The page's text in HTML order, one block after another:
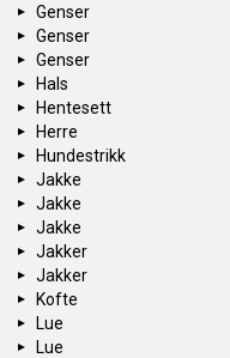
Genser
Genser
Genser
Hals
Hentesett
Herre
Hundestrikk
Jakke
Jakke
Jakke
Jakker
Jakker
Kofte
Lue
Lue